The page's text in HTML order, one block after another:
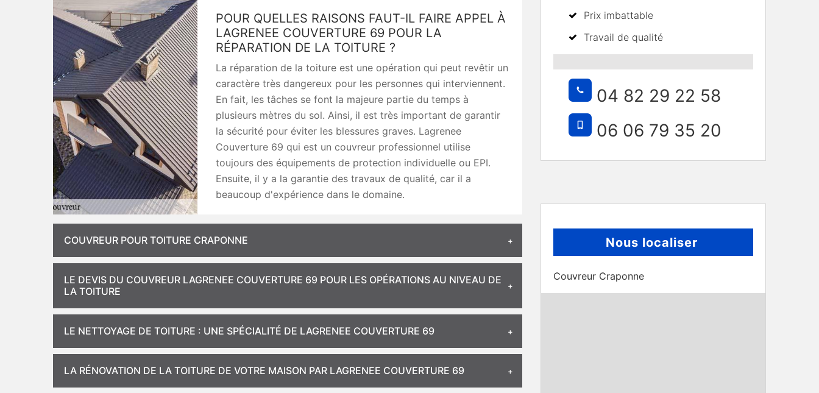
POUR QUELLES RAISONS FAUT-IL FAIRE APPEL À
LAGRENEE COUVERTURE 69 POUR LA
RÉPARATION DE LA TOITURE ?
La réparation de la toiture est une opération qui peut revêtir un
caractère très dangereux pour les personnes qui interviennent.
En fait, les tâches se font la majeure partie du temps à
plusieurs mètres du sol. Ainsi, il est très important de garantir
la sécurité pour éviter les blessures graves. Lagrenee
Couverture 69 qui est un couvreur professionnel utilise
toujours des équipements de protection individuelle ou EPI.
Ensuite, il y a la garantie des travaux de qualité, car il a
beaucoup d'expérience dans le domaine.
COUVREUR POUR TOITURE CRAPONNE
LE DEVIS DU COUVREUR LAGRENEE COUVERTURE 69 POUR LES OPÉRATIONS AU NIVEAU DE
LA TOITURE
LE NETTOYAGE DE TOITURE : UNE SPÉCIALITÉ DE LAGRENEE COUVERTURE 69
LA RÉNOVATION DE LA TOITURE DE VOTRE MAISON PAR LAGRENEE COUVERTURE 69
Prix imbattable
Travail de qualité
04 82 29 22 58
06 06 79 35 20
Nous localiser
Couvreur Craponne